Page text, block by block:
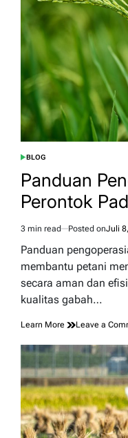
POSTED
BLOG
Panduan
Perontok
Estimated
read
3 min read Posted onJuli
Panduan
membantu petani
secara aman dan
kualitas gabah…
Learn More Leave a